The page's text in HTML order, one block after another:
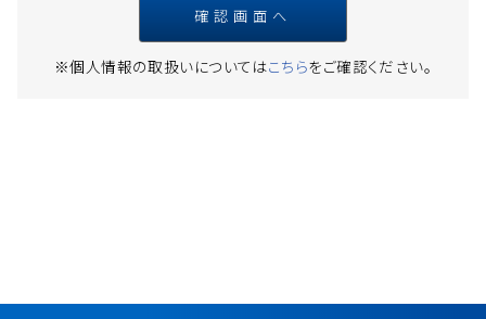
※個人情報の取扱いについてはこちらをご確認ください。